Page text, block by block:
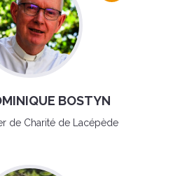
BOSTYN
de Charité de Lacépède